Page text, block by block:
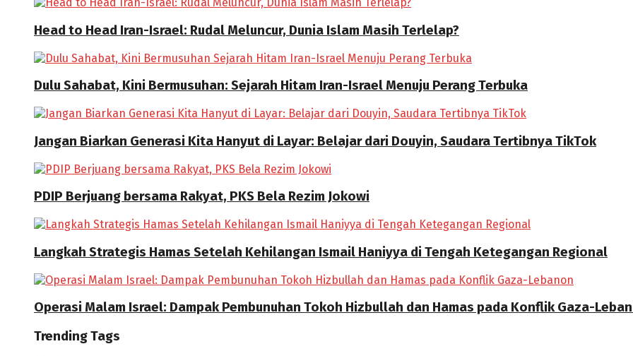
Head to Head Iran-Israel: Rudal Meluncur, Dunia Islam Masih Terlelap?
Dulu Sahabat, Kini Bermusuhan: Sejarah Hitam Iran-Israel Menuju Perang Terbuka
Jangan Biarkan Generasi Kita Hanyut di Layar: Belajar dari Douyin, Saudara Tertibnya TikTok
PDIP Berjuang bersama Rakyat, PKS Bela Rezim Jokowi
Langkah Strategis Hamas Setelah Kehilangan Ismail Haniyya di Tengah Ketegangan Regional
Operasi Malam Israel: Dampak Pembunuhan Tokoh Hizbullah dan Hamas pada Konflik Gaza-
Trending Tags